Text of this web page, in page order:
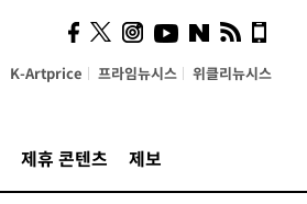
K-Artprice 프라임뉴시스 위클리뉴시스
제휴 콘텐츠 제보
시, 스마트폰 액세서리에
NFC 더했다